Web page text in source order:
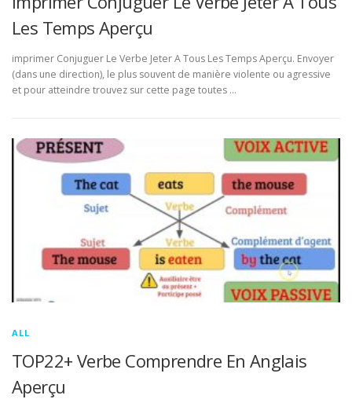
Les Temps Aperçu
imprimer Conjuguer Le Verbe Jeter A Tous Les Temps Aperçu. Envoyer
(dans une direction), le plus souvent de manière violente ou agressive
et pour atteindre trouvez sur cette page toutes …
ALL
TOP22+ Verbe Comprendre En Anglais
Aperçu